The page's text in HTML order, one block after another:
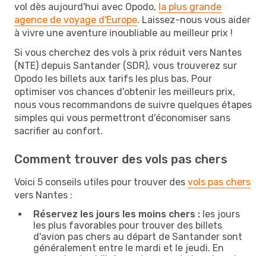
vol dès aujourd'hui avec Opodo, la plus grande
agence de voyage d'Europe. Laissez-nous vous aider
à vivre une aventure inoubliable au meilleur prix !
Si vous cherchez des vols à prix réduit vers Nantes
(NTE) depuis Santander (SDR), vous trouverez sur
Opodo les billets aux tarifs les plus bas. Pour
optimiser vos chances d'obtenir les meilleurs prix,
nous vous recommandons de suivre quelques étapes
simples qui vous permettront d'économiser sans
sacrifier au confort.
Comment trouver des vols pas chers
Voici 5 conseils utiles pour trouver des vols pas chers
vers Nantes :
Réservez les jours les moins chers : les jours
les plus favorables pour trouver des billets
d'avion pas chers au départ de Santander sont
généralement entre le mardi et le jeudi. En